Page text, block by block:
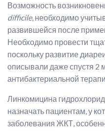
Возможность
difficile, необходимо
развившейся после
Необходимо провести
поскольку развитие
описывали даже спустя 2
антибактериальной
Линкомицина
назначать пациентам, у
заболевания ЖКТ,